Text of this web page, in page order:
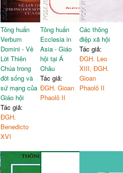
Tông huấn
Verbum
Domini - Về
Lời Thiên
Chúa trong
đời sống và
sứ mạng của
Giáo hội
Tác giả:
ĐGH.
Benedicto
XVI
Tông huấn
Ecclesia in
Asia - Giáo
hội tại Á
Châu
Tác giả:
ĐGH. Gioan
Phaolô II
Các thông
điệp xã hội
Tác giả:
ĐGH. Leo
XIII, ĐGH.
Gioan
Phaolô II